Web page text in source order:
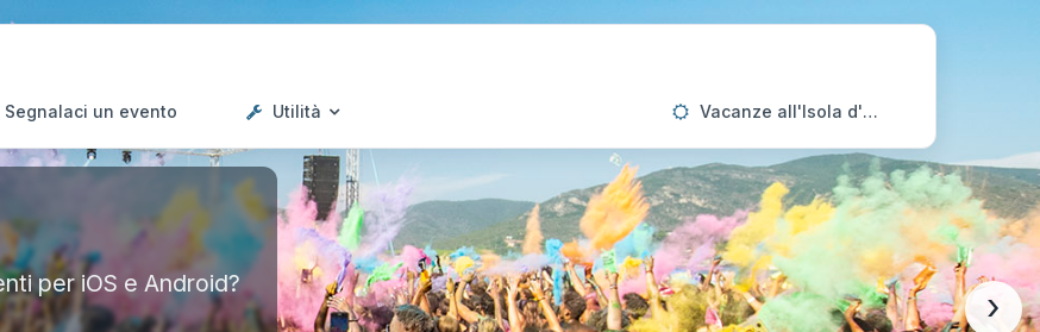
Segnalaci un evento Utilità Vacanze all'Isola d'Elba
per iOS e Android?
›